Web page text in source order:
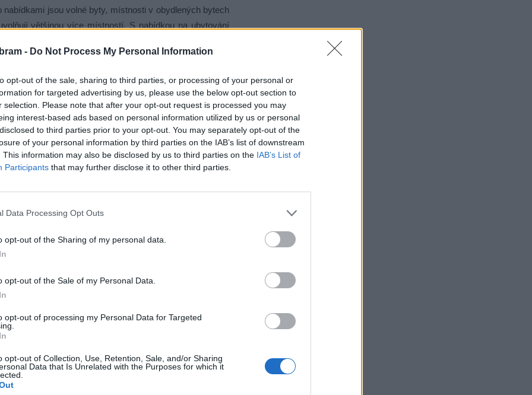
- Do Not Process My Personal Information
opt-out of the sale, sharing to third parties, or processing of your personal or
for targeted advertising by us, please use the below opt-out section to
selection. Please note that after your opt-out request is processed you may
interest-based ads based on personal information utilized by us or personal
to third parties prior to your opt-out. You may separately opt-out of the
of your personal information by third parties on the IAB’s list of downstream
This information may also be disclosed by us to third parties on the IAB’s List of
Participants that may further disclose it to other third parties.
Data Processing Opt Outs
opt-out of the Sharing of my personal data.
opt-out of the Sale of my Personal Data.
opt-out of processing my Personal Data for Targeted
opt-out of Collection, Use, Retention, Sale, and/or Sharing
Data that Is Unrelated with the Purposes for which it
jsou volné byty, místnosti v obydlených bytech
většinou více místností. S nabídkou na ubytování
tyto kontakty byly předány do Centra pro integraci
rodin.„Zatím bylo na Příbramsku tímto způsobem,
přibližně stovka obyvatel Ukrajiny. Využívané jsou také
jsou to krizové byty či kapacity v hotelu zimního
jsou ubytováváni přes soukromé osoby či firmy,
uvedl starosta Jan Konvalinka.
bylo otevřeno v pondělí 28. února. Od té doby se na
dvaceti tun pomoci, přičemž třetina byla již odvezena
sebe v obci a následně nasbíraný materiál převezou do
jsou trvanlivé potraviny a hygienické potřeby,“
kterých se v průběhu týdne na město a Městské
jsou využívány na různých místech dle aktuální
zařízení města kromě možnosti ubytování aktuálně
a dobrovolníky, kteří přijímají a třídí materiál ve
také Centrum sociálních a zdravotních služeb. Mezi
zajišťují dopravu či pronájmy nákladních automobilů